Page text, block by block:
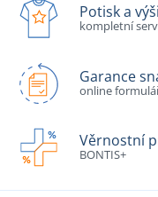
Potisk a
kompletní
Garance
online
Věrnostní
BONTIS+